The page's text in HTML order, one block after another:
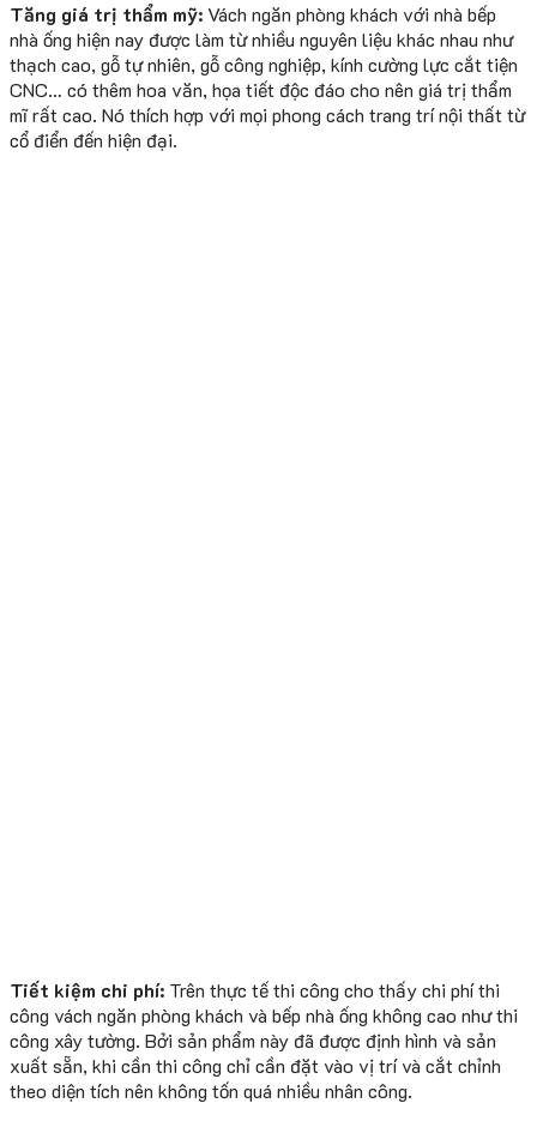
Tăng giá trị thẩm mỹ:Vách ngăn phòng khách với nhà bếp
nhà ống hiện nay được làm từ nhiều nguyên liệu khác nhau như
thạch cao, gỗ tự nhiên, gỗ công nghiệp, kính cường lực cắt tiện
CNC… có thêm hoa văn, họa tiết độc đáo cho nên giá trị thẩm
mĩ rất cao. Nó thích hợp với mọi phong cách trang trí nội thất từ
cổ điển đến hiện đại.
Tiết kiệm chi phí: Trên thực tế thi công cho thấy chi phí thi
công vách ngăn phòng khách và bếp nhà ống không cao như thi
công xây tường. Bởi sản phẩm này đã được định hình và sản
xuất sẵn, khi cần thi công chỉ cần đặt vào vị trí và cắt chỉnh
theo diện tích nên không tốn quá nhiều nhân công.